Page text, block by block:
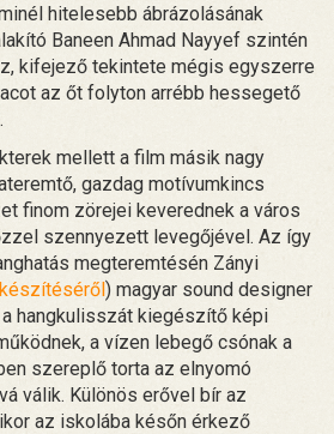
hitelesebb ábrázolásának
Baneen Ahmad Nayyef szintén
kifejező tekintete mégis egyszerre
az őt folyton arrébb hessegető
mellett a film másik nagy
gazdag motívumkincs
finom zörejei keverednek a város
szennyezett levegőjével. Az így
megteremtésén Zányi
) magyar sound designer
hangkulisszát kiegészítő képi
a vízen lebegő csónak a
szereplő torta az elnyomó
válik. Különös erővel bír az
az iskolába későn érkező